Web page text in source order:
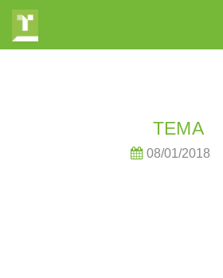
TEMA
08/01/2018